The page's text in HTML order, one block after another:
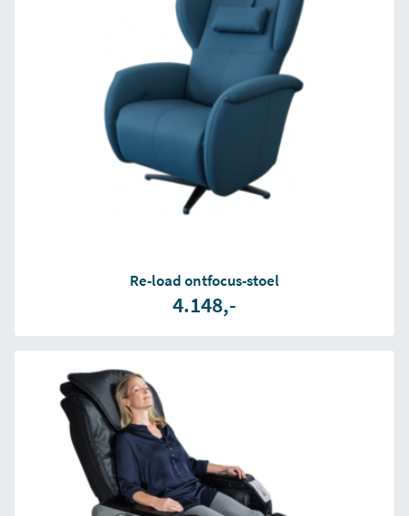
Re-load ontfocus-stoel
4.148,-